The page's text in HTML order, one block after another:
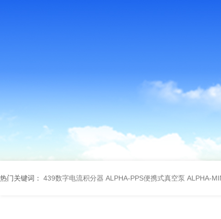
热门关键词： 439数字电流积分器 ALPHA-PPS便携式真空泵 ALPHA-